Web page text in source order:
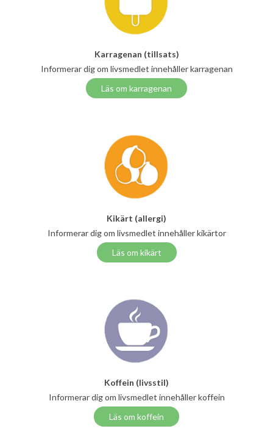
Karragenan (tillsats)
Informerar dig om livsmedlet innehåller karragenan
Läs om karragenan
Kikärt (allergi)
Informerar dig om livsmedlet innehåller kikärtor
Läs om kikärt
Koffein (livsstil)
Informerar dig om livsmedlet innehåller koffein
Läs om koffein